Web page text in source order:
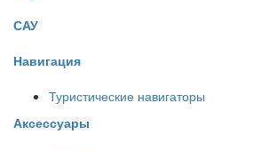
САУ
Навигация
Туристические навигаторы
Аксессуары